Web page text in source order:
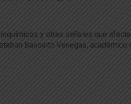
y otras señales que
Basoalto Venegas,